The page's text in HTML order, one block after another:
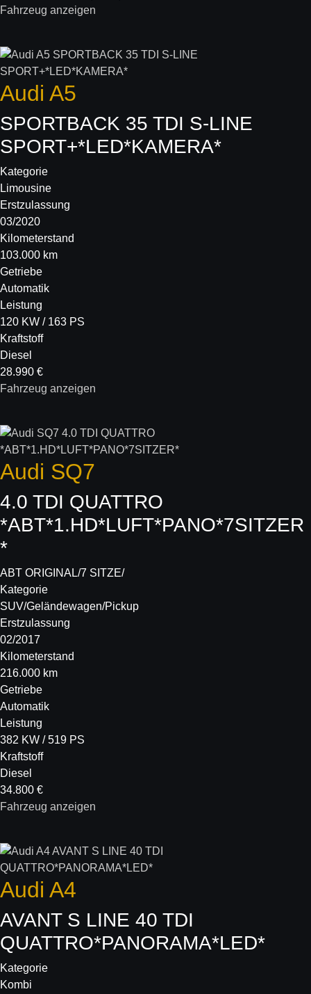
Fahrzeug anzeigen
Audi A5
SPORTBACK 35 TDI S-LINE
SPORT+*LED*KAMERA*
Kategorie
Limousine
Erstzulassung
03/2020
Kilometerstand
103.000 km
Getriebe
Automatik
Leistung
120 KW / 163 PS
Kraftstoff
Diesel
28.990 €
Fahrzeug anzeigen
Audi SQ7
4.0 TDI QUATTRO
*ABT*1.HD*LUFT*PANO*7SITZER
*
ABT ORIGINAL/7 SITZE/
Kategorie
SUV/Geländewagen/Pickup
Erstzulassung
02/2017
Kilometerstand
216.000 km
Getriebe
Automatik
Leistung
382 KW / 519 PS
Kraftstoff
Diesel
34.800 €
Fahrzeug anzeigen
Audi A4
AVANT S LINE 40 TDI
QUATTRO*PANORAMA*LED*
Kategorie
Kombi